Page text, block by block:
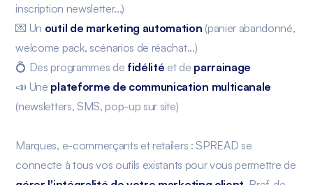
inscription newsletter...)
💌 Un outil de marketing automation (panier abandonné,
welcome pack, scénarios de réachat...)
💍 Des programmes de fidélité et de parrainage
📣 Une plateforme de communication multicanale
(newsletters, SMS, pop-up sur site)
Marques, e-commerçants et retailers : SPREAD se
connecte à tous vos outils existants pour vous permettre de